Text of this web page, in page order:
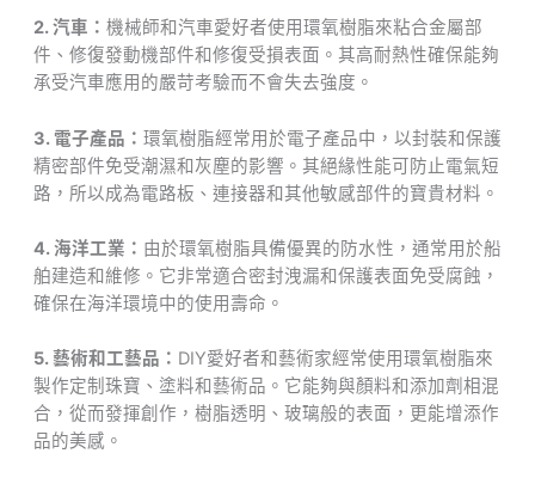
2. 汽車： 機械師和汽車愛好者使用環氧樹脂來粘合金屬部
件、修復發動機部件和修復受損表面。其高耐熱性確保能夠
承受汽車應用的嚴苛考驗而不會失去強度。
3. 電子產品： 環氧樹脂經常用於電子產品中，以封裝和保護
精密部件免受潮濕和灰塵的影響。其絕緣性能可防止電氣短
路，所以成為電路板、連接器和其他敏感部件的寶貴材料。
4. 海洋工業： 由於環氧樹脂具備優異的防水性，通常用於船
舶建造和維修。它非常適合密封洩漏和保護表面免受腐蝕，
確保在海洋環境中的使用壽命。
5. 藝術和工藝品： DIY愛好者和藝術家經常使用環氧樹脂來
製作定制珠寶、塗料和藝術品。它能夠與顏料和添加劑相混
合，從而發揮創作，樹脂透明、玻璃般的表面，更能增添作
品的美感。